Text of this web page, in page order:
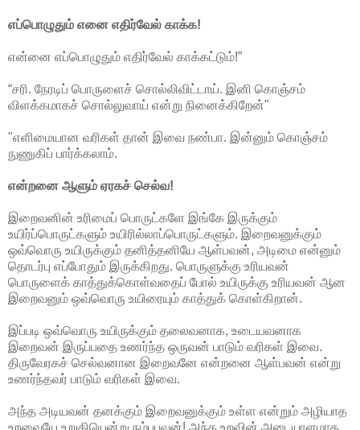
எப்பொழுதும் எனை எதிர்வேல் காக்க!
என்னை எப்பொழுதும் எதிர்வேல் காக்கட்டும்!”
“சரி. நேரடிப் பொருளைச் சொல்லிவிட்டாய். இனி கொஞ்சம்
விளக்கமாகச் சொல்லுவாய் என்று நினைக்கிறேன்"
"எளிமையான வரிகள் தான் இவை நண்பா. இன்னும் கொஞ்சம்
நுணுகிப் பார்க்கலாம்.
என்றனை ஆளும் ஏரகச் செல்வ!
இறைவனின் உரிமைப் பொருட்களே இங்கே இருக்கும்
உயிர்ப்பொருட்களும் உயிரில்லாப்பொருட்களும். இறைவனுக்கும்
ஒவ்வொரு உயிருக்கும் தனித்தனியே ஆள்பவன், அடிமை என்னும்
தொடர்பு எப்போதும் இருக்கிறது. பொருளுக்கு உரியவன்
பொருளைக் காத்துக்கொள்வதைப் போல் உயிருக்கு உரியவன் ஆன
இறைவனும் ஒவ்வொரு உயிரையும் காத்துக் கொள்கிறான்.
இப்படி ஒவ்வொரு உயிருக்கும் தலைவனாக, உடையவனாக
இறைவன் இருப்பதை உணர்ந்த ஒருவன் பாடும் வரிகள் இவை.
திருவேரகச் செல்வனான இறைவனே என்றனை ஆள்பவன் என்று
உணர்ந்தவர் பாடும் வரிகள் இவை.
அந்த அடியவன் தனக்கும் இறைவனுக்கும் உள்ள என்றும் அழியாத
உறவையே உறுதியென்று நம்புபவன்! அந்த உறவின் அடையாளமாக